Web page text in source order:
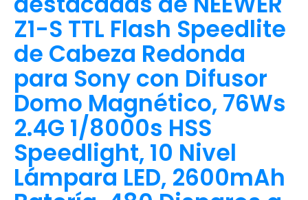
Z1-S TTL Flash Speedlite
de Cabeza Redonda
para Sony con Difusor
Domo Magnético, 76Ws
2.4G 1/8000s HSS
Speedlight, 10 Nivel
Lámpara LED, 2600mAh